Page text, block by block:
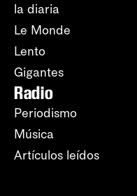
la diaria
Le Monde
Lento
Gigantes
Radio
Periodismo
Música
Artículos leídos